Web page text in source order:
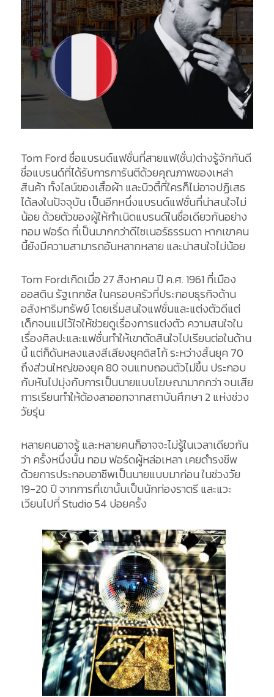
Tom Ford ชื่อแบรนด์แฟชั่นที่สายแฟ(ชั่น)ต่างรู้จักกันดี
ชื่อแบรนด์ที่ได้รับการการันตีด้วยคุณภาพของเหล่า
สินค้า ทั้งไลน์ของเสื้อผ้า และบิวตี้ที่ใครก็ไม่อาจปฏิเสธ
ได้ลงในปัจจุบัน เป็นอีกหนึ่งแบรนด์แฟชั่นที่น่าสนใจไม่
น้อย ด้วยตัวของผู้ให้กำเนิดแบรนด์ในชื่อเดียวกันอย่าง
ทอม ฟอร์ด ที่เป็นมากกว่าดีไซเนอร์ธรรมดา หากเขาคน
นี้ยังมีความสามารถอันหลากหลาย และน่าสนใจไม่น้อย
Tom Fordเกิดเมื่อ 27 สิงหาคม ปี ค.ศ. 1961 ที่เมือง
ออสติน รัฐเทกซัส ในครอบครัวที่ประกอบธุรกิจด้าน
อสังหาริมทรัพย์ โดยเริ่มสนใจแฟชั่นและแต่งตัวดีแต่
เด็กจนแม่ไว้ใจให้ช่วยดูเรื่องการแต่งตัว ความสนใจใน
เรื่องศิลปะและแฟชั่นทำให้เขาตัดสินใจไปเรียนต่อในด้าน
นี้ แต่ก็ดันหลงแสงสีเสียงยุคดิสโก้ ระหว่างสิ้นยุค 70
ถึงส่วนใหญ่ของยุค 80 จนแทบถอนตัวไม่ขึ้น ประกอบ
กับหันไปมุ่งกับการเป็นนายแบบโฆษณามากกว่า จนเสีย
การเรียนทำให้ต้องลาออกจากสถาบันศึกษา 2 แห่งช่วง
วัยรุ่น
หลายคนอาจรู้ และหลายคนก็อาจจะไม่รู้ในเวลาเดียวกัน
ว่า ครั้งหนึ่งนั้น ทอม ฟอร์ดผู้หล่อเหลา เคยดำรงชีพ
ด้วยการประกอบอาชีพเป็นนายแบบมาก่อน ในช่วงวัย
19-20 ปี จากการที่เขานั้นเป็นนักท่องราตรี และแวะ
เวียนไปที่ Studio 54 บ่อยครั้ง